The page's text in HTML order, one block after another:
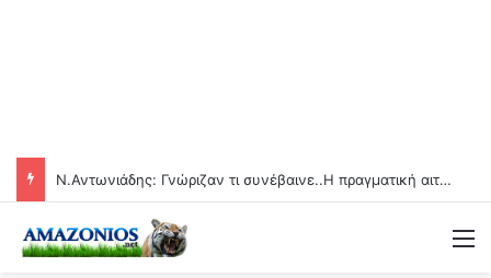
Ν.Αντωνιάδης: Γνώριζαν τι συνέβαινε..Η πραγματική αιτία των αιφνίδιων θανάτων θα βεβαιώνεται και ερχονται οι μέγιστες ποινές!!